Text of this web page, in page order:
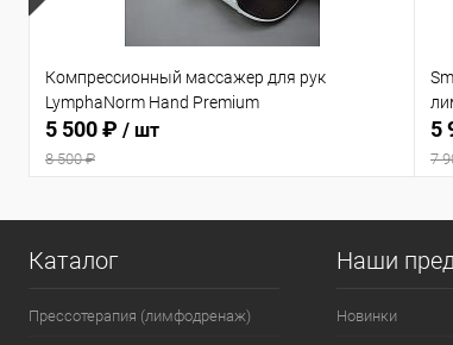
Компрессионный массажер для рук
LymphaNorm Hand Premium
5 500 ₽ / шт
8 500 ₽
5
7
Каталог
Прессотерапия (лимфодренаж)
Наши
Новинки